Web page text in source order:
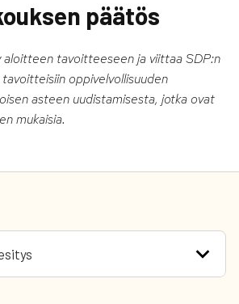
päätös
aloitteen tavoitteeseen ja viittaa SDP:n
oppivelvollisuuden
asteen uudistamisesta, jotka ovat
mukaisia.